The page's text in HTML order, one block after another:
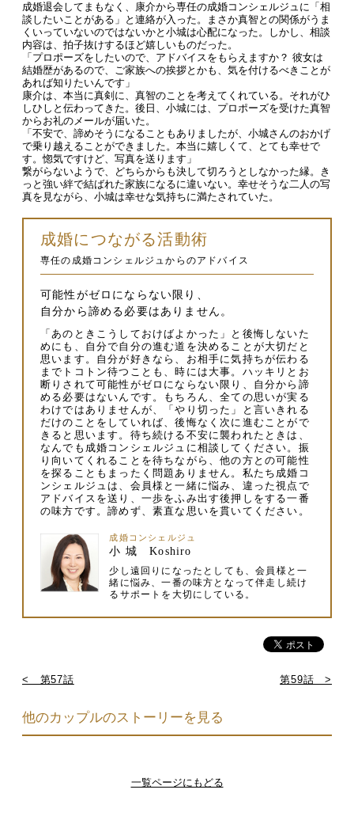
成婚退会してまもなく、康介から専任の成婚コンシェルジュに「相
談したいことがある」と連絡が入った。まさか真智との関係がうま
くいっていないのではないかと小城は心配になった。しかし、相談
内容は、拍子抜けするほど嬉しいものだった。
「プロポーズをしたいので、アドバイスをもらえますか？ 彼女は
結婚歴があるので、ご家族への挨拶とかも、気を付けるべきことが
あれば知りたいんです」
康介は、本当に真剣に、真智のことを考えてくれている。それがひ
しひしと伝わってきた。後日、小城には、プロポーズを受けた真智
からお礼のメールが届いた。
「不安で、諦めそうになることもありましたが、小城さんのおかげ
で乗り越えることができました。本当に嬉しくて、とても幸せで
す。惚気ですけど、写真を送ります」
繋がらないようで、どちらからも決して切ろうとしなかった縁。き
っと強い絆で結ばれた家族になるに違いない。幸せそうな二人の写
真を見ながら、小城は幸せな気持ちに満たされていた。
成婚につながる活動術
専任の成婚コンシェルジュからのアドバイス
可能性がゼロにならない限り、
自分から諦める必要はありません。
「あのときこうしておけばよかった」と後悔しないた
めにも、自分で自分の進む道を決めることが大切だと
思います。自分が好きなら、お相手に気持ちが伝わる
までトコトン待つことも、時には大事。ハッキリとお
断りされて可能性がゼロにならない限り、自分から諦
める必要はないんです。もちろん、全ての思いが実る
わけではありませんが、「やり切った」と言いきれる
だけのことをしていれば、後悔なく次に進むことがで
きると思います。待ち続ける不安に襲われたときは、
なんでも成婚コンシェルジュに相談してください。振
り向いてくれることを待ちながら、他の方との可能性
を探ることもまったく問題ありません。私たち成婚コ
ンシェルジュは、会員様と一緒に悩み、違った視点で
アドバイスを送り、一歩をふみ出す後押しをする一番
の味方です。諦めず、素直な思いを貫いてください。
成婚コンシェルジュ
小 城 Koshiro
少し遠回りになったとしても、会員様と一
緒に悩み、一番の味方となって伴走し続け
るサポートを大切にしている。
< 第57話 第59話 >
他のカップルのストーリーを見る
一覧ページにもどる